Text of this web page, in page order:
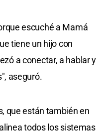
escuché a Mamá
tiene un hijo con
a conectar, a hablar y
aseguró.
que están también en
todos los sistemas